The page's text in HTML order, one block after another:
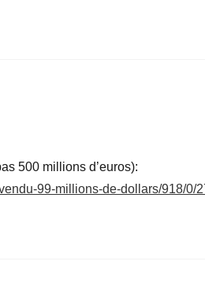
500 millions d’euros):
99-millions-de-dollars/918/0/